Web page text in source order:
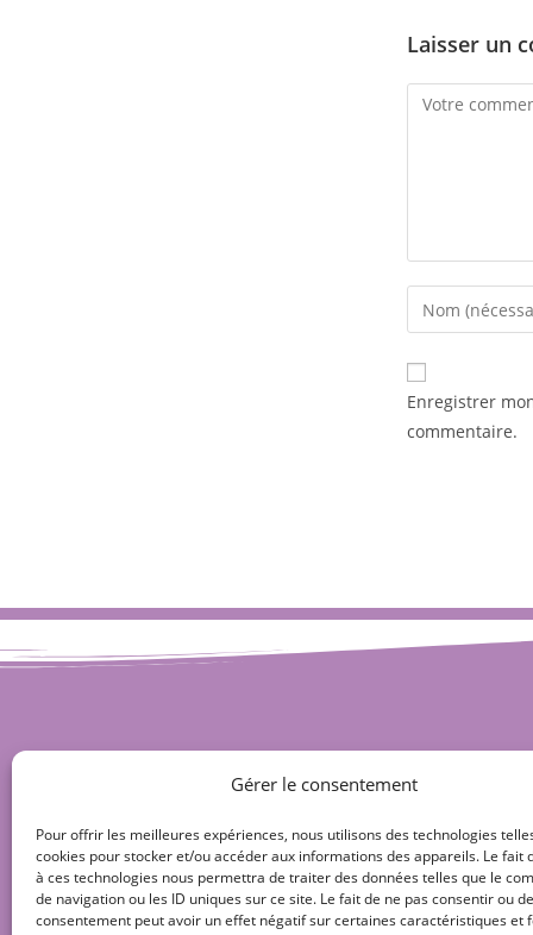
Gérer le consentement
Pour offrir les meilleures expériences, nous utilisons des technologies
cookies pour stocker et/ou accéder aux informations des appareils. Le fait
à ces technologies nous permettra de traiter des données telles que le
de navigation ou les ID uniques sur ce site. Le fait de ne pas consentir ou
consentement peut avoir un effet négatif sur certaines caractéristiques et
Laisser un
Enregistrer
commentaire.